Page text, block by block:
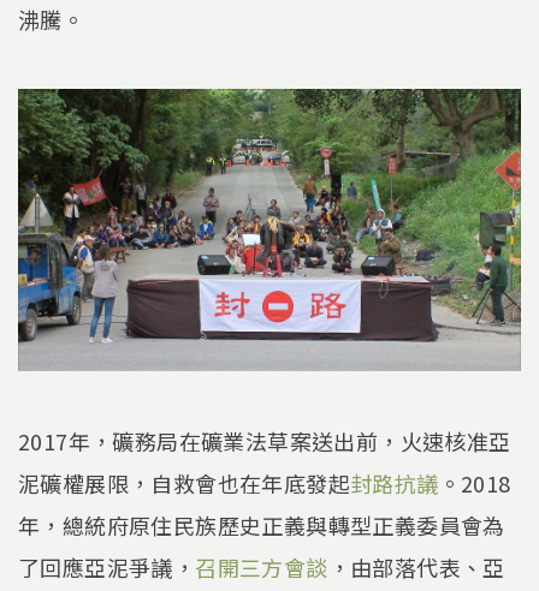
沸騰。
2017年，礦務局在礦業法草案送出前，火速核准亞
泥礦權展限，自救會也在年底發起封路抗議 。2018
年，總統府原住民族歷史正義與轉型正義委員會為
了回應亞泥爭議， 召開三方會談 ，由部落代表、亞